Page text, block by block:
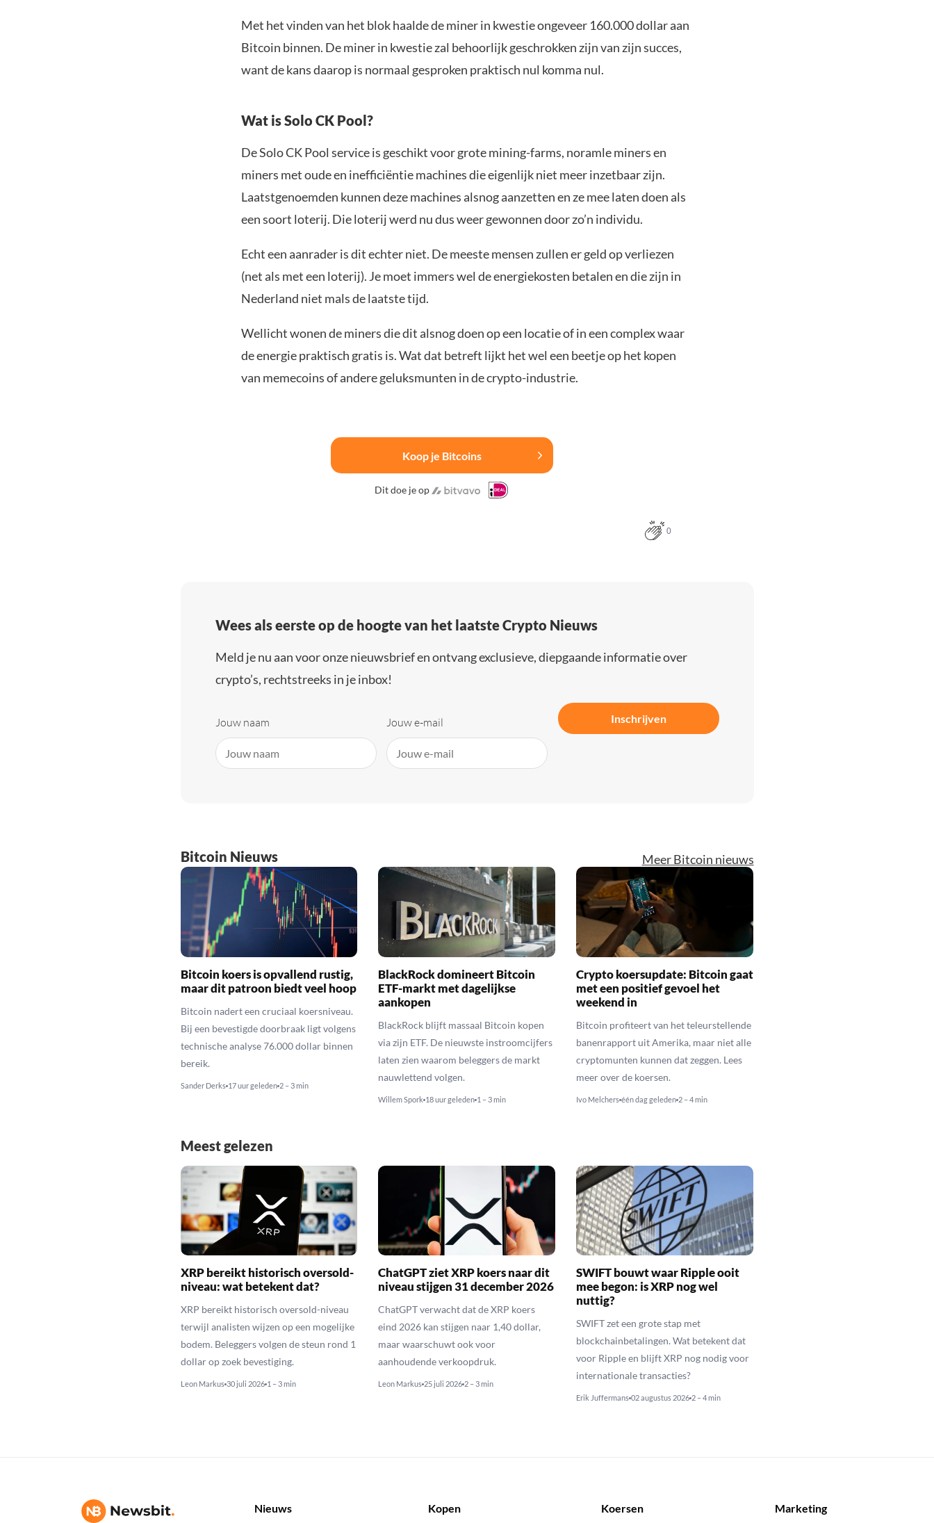
Met het vinden van het blok haalde de miner in kwestie ongeveer 160.000 dollar aan
Bitcoin binnen. De miner in kwestie zal behoorlijk geschrokken zijn van zijn succes,
want de kans daarop is normaal gesproken praktisch nul komma nul.
Wat is Solo CK Pool?
De Solo CK Pool service is geschikt voor grote mining-farms, noramle miners en
miners met oude en inefficiëntie machines die eigenlijk niet meer inzetbaar zijn.
Laatstgenoemden kunnen deze machines alsnog aanzetten en ze mee laten doen als
een soort loterij. Die loterij werd nu dus weer gewonnen door zo’n individu.
Echt een aanrader is dit echter niet. De meeste mensen zullen er geld op verliezen
(net als met een loterij). Je moet immers wel de energiekosten betalen en die zijn in
Nederland niet mals de laatste tijd.
Wellicht wonen de miners die dit alsnog doen op een locatie of in een complex waar
de energie praktisch gratis is. Wat dat betreft lijkt het wel een beetje op het kopen
van memecoins of andere geluksmunten in de crypto-industrie.
Koop je Bitcoins
Dit doe je op
0
Wees als eerste op de hoogte van het laatste Crypto Nieuws
Meld je nu aan voor onze nieuwsbrief en ontvang exclusieve, diepgaande informatie over
crypto’s, rechtstreeks in je inbox!
Jouw naam Jouw e-mail Inschrijven
Bitcoin Nieuws Meer Bitcoin nieuws
Bitcoin koers is opvallend rustig,
maar dit patroon biedt veel hoop
Bitcoin nadert een cruciaal koersniveau.
Bij een bevestigde doorbraak ligt volgens
technische analyse 76.000 dollar binnen
bereik.
Sander Derks 17 uur geleden 2 – 3 min
BlackRock domineert Bitcoin
ETF-markt met dagelijkse
aankopen
BlackRock blijft massaal Bitcoin kopen
via zijn ETF. De nieuwste instroomcijfers
laten zien waarom beleggers de markt
nauwlettend volgen.
Willem Spork 18 uur geleden 1 – 3 min
Crypto koersupdate: Bitcoin gaat
met een positief gevoel het
weekend in
Bitcoin profiteert van het teleurstellende
banenrapport uit Amerika, maar niet alle
cryptomunten kunnen dat zeggen. Lees
meer over de koersen.
Ivo Melchers één dag geleden 2 – 4 min
Meest gelezen
XRP bereikt historisch oversold-
niveau: wat betekent dat?
XRP bereikt historisch oversold-niveau
terwijl analisten wijzen op een mogelijke
bodem. Beleggers volgen de steun rond 1
dollar op zoek bevestiging.
Leon Markus 30 juli 2026 1 – 3 min
ChatGPT ziet XRP koers naar dit
niveau stijgen 31 december 2026
ChatGPT verwacht dat de XRP koers
eind 2026 kan stijgen naar 1,40 dollar,
maar waarschuwt ook voor
aanhoudende verkoopdruk.
Leon Markus 25 juli 2026 2 – 3 min
SWIFT bouwt waar Ripple ooit
mee begon: is XRP nog wel
nuttig?
SWIFT zet een grote stap met
blockchainbetalingen. Wat betekent dat
voor Ripple en blijft XRP nog nodig voor
internationale transacties?
Erik Juffermans 02 augustus 2026 2 – 4 min
Nieuws Kopen Koersen Marketing